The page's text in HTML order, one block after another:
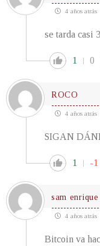
4 años atrás
se tarda casi
1 0
ROCO
4 años atrás
SIGAN
1 -1
sam enrique
4 años atrás
Bitcoin va